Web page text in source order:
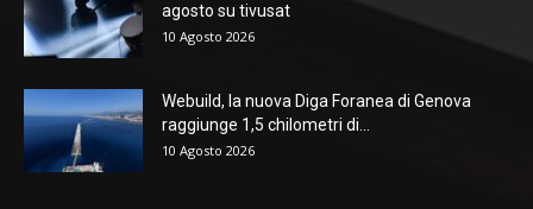
agosto su tivusat
10 Agosto 2026
Webuild, la nuova Diga Foranea di Genova
raggiunge 1,5 chilometri di...
10 Agosto 2026